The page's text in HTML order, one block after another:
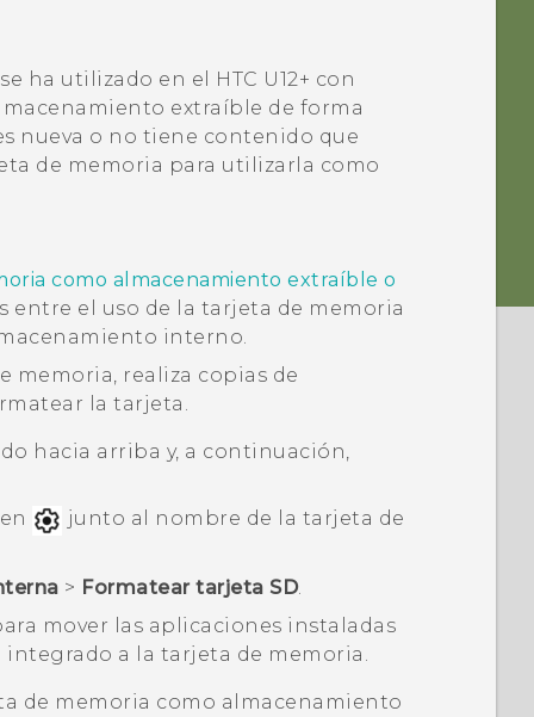
ha utilizado en el HTC U12+ con
extraíble de forma
nueva o no tiene contenido que
de memoria para utilizarla como
como almacenamiento extraíble o
entre el uso de la tarjeta de memoria
interno.
memoria, realiza copias de
la tarjeta.
hacia arriba y, a continuación,
junto al nombre de la tarjeta de
> Formatear tarjeta SD.
mover las aplicaciones instaladas
a la tarjeta de memoria.
de memoria como almacenamiento